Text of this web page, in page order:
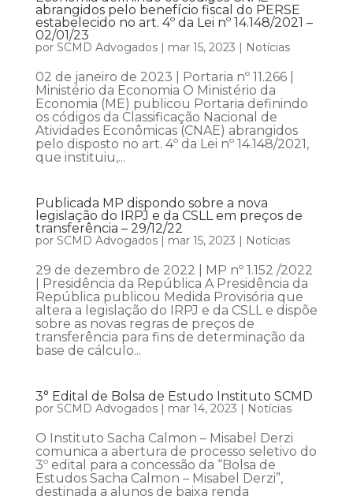
abrangidos pelo benefício fiscal do PERSE
estabelecido no art. 4º da Lei nº 14.148/2021 –
02/01/23
por SCMD Advogados| mar 15, 2023 | Notícias
02 de janeiro de 2023 | Portaria nº 11.266 |
Ministério da Economia O Ministério da
Economia (ME) publicou Portaria definindo
os códigos da Classificação Nacional de
Atividades Econômicas (CNAE) abrangidos
pelo disposto no art. 4º da Lei nº 14.148/2021,
que instituiu,...
Publicada MP dispondo sobre a nova
legislação do IRPJ e da CSLL em preços de
transferência – 29/12/22
por SCMD Advogados| mar 15, 2023 | Notícias
29 de dezembro de 2022 | MP nº 1.152 /2022
| Presidência da República A Presidência da
República publicou Medida Provisória que
altera a legislação do IRPJ e da CSLL e dispõe
sobre as novas regras de preços de
transferência para fins de determinação da
base de cálculo...
3° Edital de Bolsa de Estudo Instituto SCMD
por SCMD Advogados| mar 14, 2023 | Notícias
O Instituto Sacha Calmon – Misabel Derzi
comunica a abertura de processo seletivo do
3º edital para a concessão da “Bolsa de
Estudos Sacha Calmon – Misabel Derzi”,
destinada a alunos de baixa renda